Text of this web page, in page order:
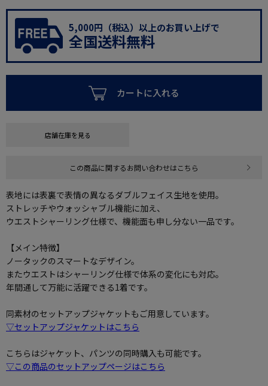
5,000円（税込）以上のお買い上げで
全国送料無料
カートに入れる
店舗在庫を見る
この商品に関するお問い合わせはこちら
表地には表裏で表情の異なるダブルフェイス生地を使用。
ストレッチやウォッシャブル機能に加え、
ウエストシャーリング仕様で、機能面も申し分ない一品です。
【メイン特徴】
ノータックのスマートなデザイン。
またウエストはシャーリング仕様で体系の変化にも対応。
年間通して万能に活躍できる1着です。
同素材のセットアップジャケットもご用意しています。
▽セットアップジャケットはこちら
こちらはジャケット、パンツの同時購入も可能です。
▽この商品のセットアップページはこちら